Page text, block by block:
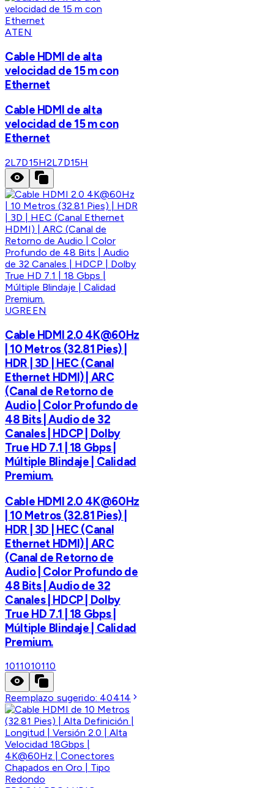
ATEN
Cable HDMI de alta
velocidad de 15 m con
Ethernet
Cable HDMI de alta
velocidad de 15 m con
Ethernet
2L7D15H2L7D15H
UGREEN
Cable HDMI 2.0 4K@60Hz
| 10 Metros (32.81 Pies) |
HDR | 3D | HEC (Canal
Ethernet HDMI) | ARC
(Canal de Retorno de
Audio | Color Profundo de
48 Bits | Audio de 32
Canales | HDCP | Dolby
True HD 7.1 | 18 Gbps |
Múltiple Blindaje | Calidad
Premium.
Cable HDMI 2.0 4K@60Hz
| 10 Metros (32.81 Pies) |
HDR | 3D | HEC (Canal
Ethernet HDMI) | ARC
(Canal de Retorno de
Audio | Color Profundo de
48 Bits | Audio de 32
Canales | HDCP | Dolby
True HD 7.1 | 18 Gbps |
Múltiple Blindaje | Calidad
Premium.
1011010110
Reemplazo sugerido: 40414